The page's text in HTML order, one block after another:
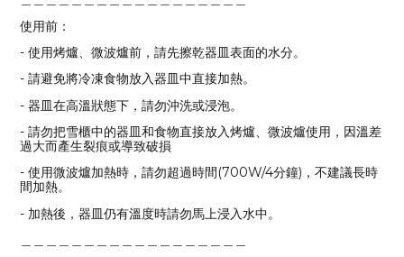
使用前：
- 使用烤爐、微波爐前，請先擦乾器皿表面的水分。
- 請避免將冷凍食物放入器皿中直接加熱。
- 器皿在高溫狀態下，請勿沖洗或浸泡。
- 請勿把雪櫃中的器皿和食物直接放入烤爐、微波爐使用，因溫差
過大而產生裂痕或導致破損
- 使用微波爐加熱時，請勿超過時間(700W/4分鐘)，不建議長時
間加熱。
- 加熱後，器皿仍有溫度時請勿馬上浸入水中。